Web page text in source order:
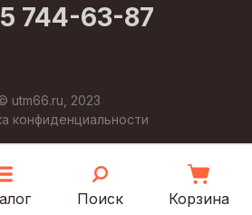
744-63-87
utm66.ru, 2023
конфиденциальности
Поиск Корзина